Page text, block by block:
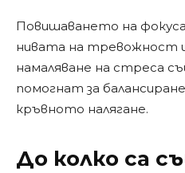
Повишаването на
нивата на тревожност
намаляване на стреса
помогнат за
кръвното налягане.
До колко са